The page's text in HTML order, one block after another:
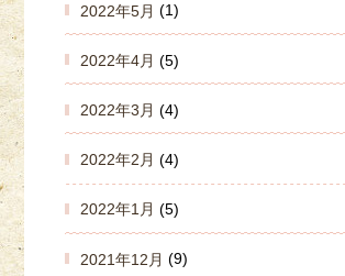
2022年5月 (1)
2022年4月 (5)
2022年3月 (4)
2022年2月 (4)
2022年1月 (5)
2021年12月 (9)